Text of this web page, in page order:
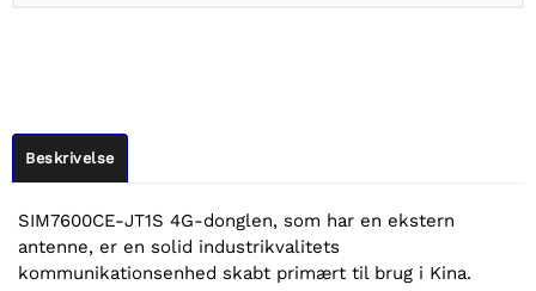
Beskrivelse
SIM7600CE-JT1S 4G-donglen, som har en ekstern
antenne, er en solid industrikvalitets
kommunikationsenhed skabt primært til brug i Kina.